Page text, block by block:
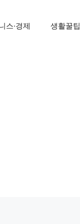
스·경제 생활꿀팁